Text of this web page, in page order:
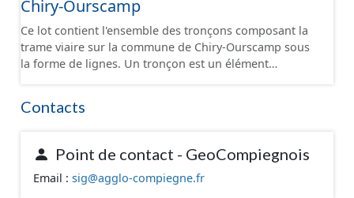
Chiry-Ourscamp
Ce lot contient l'ensemble des tronçons composant la
trame viaire sur la commune de Chiry-Ourscamp sous
la forme de lignes. Un tronçon est un élément
appartient à une ou deux communes. Un tronçon
Les tronçons de voies sont topologiques : les
extrémités d’un tronçon correspondent à des
intersections ou des jonctions, sauf dans le cas d'un
Contacts
Point de contact - GeoCompiegnois
Email : sig@agglo-compiegne.fr